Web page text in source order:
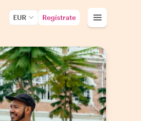
EUR Regístrate